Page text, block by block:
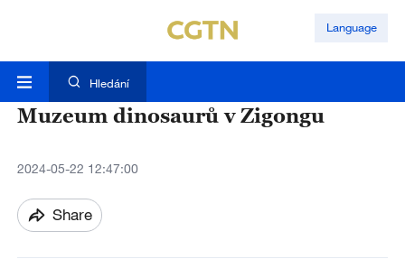
Language
Hledání
Muzeum dinosaurů v Zigongu
2024-05-22 12:47:00
Share